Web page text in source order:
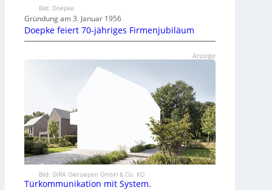
Bild: Doepke
Gründung am 3. Januar 1956
Doepke feiert 70-jähriges Firmenjubiläum
Anzeige
Bild: GIRA Giersiepen GmbH & Co. KG
Türkommunikation mit System.